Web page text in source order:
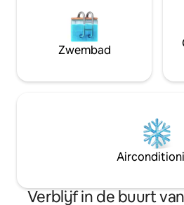
Zwembad
Verblijf in de buurt